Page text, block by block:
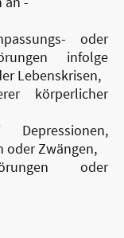
oder
infolge
Lebenskrisen,
körperlicher
oder Zwängen,
oder